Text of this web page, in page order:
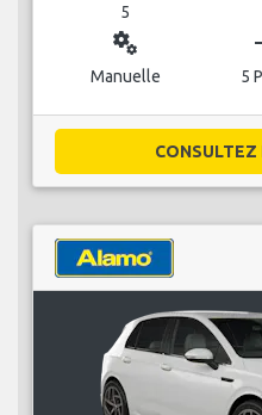
5
miscellaneous_services
Manuelle 5
CONSULTEZ